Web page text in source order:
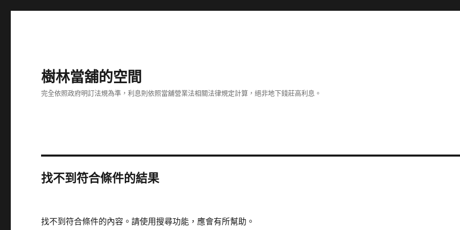
樹林當舖的空間
完全依照政府明訂法規為準，利息則依照當舖營業法相關法律規定計算，絕非地下錢莊高利息。
找不到符合條件的結果
找不到符合條件的內容。請使用搜尋功能，應會有所幫助。